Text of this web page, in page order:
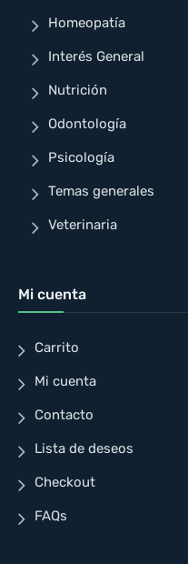
Homeopatía
Interés General
Nutrición
Odontología
Psicología
Temas generales
Veterinaria
Mi cuenta
Carrito
Mi cuenta
Contacto
Lista de deseos
Checkout
FAQs